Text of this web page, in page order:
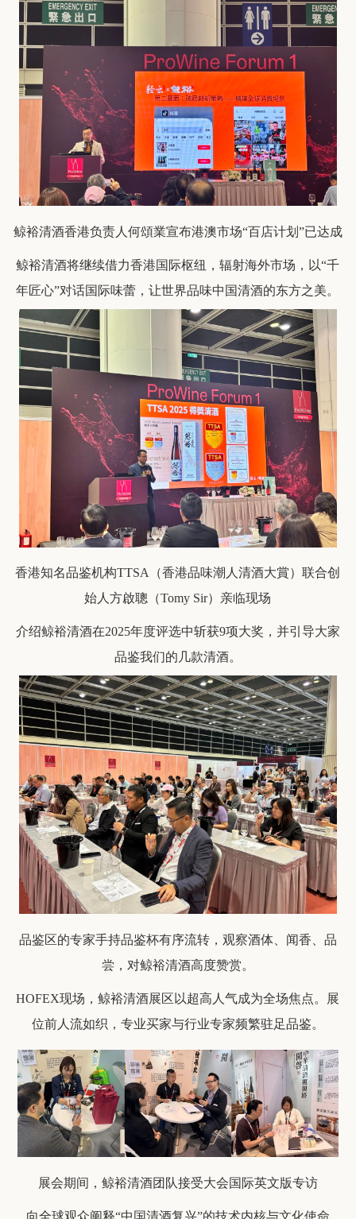
鲸裕清酒香港负责人何頌業宣布港澳市场“百店计划”已达成
鲸裕清酒将继续借力香港国际枢纽，辐射海外市场，以“千
年匠心”对话国际味蕾，让世界品味中国清酒的东方之美。
香港知名品鉴机构TTSA（香港品味潮人清酒大賞）联合创
始人方啟聰（Tomy Sir）亲临现场
介绍鲸裕清酒在2025年度评选中斩获9项大奖，并引导大家
品鉴我们的几款清酒。
品鉴区的专家手持品鉴杯有序流转，观察酒体、闻香、品
尝，对鲸裕清酒高度赞赏。
HOFEX现场，鲸裕清酒展区以超高人气成为全场焦点。展
位前人流如织，专业买家与行业专家频繁驻足品鉴。
展会期间，鲸裕清酒团队接受大会国际英文版专访
向全球观众阐释“中国清酒复兴”的技术内核与文化使命